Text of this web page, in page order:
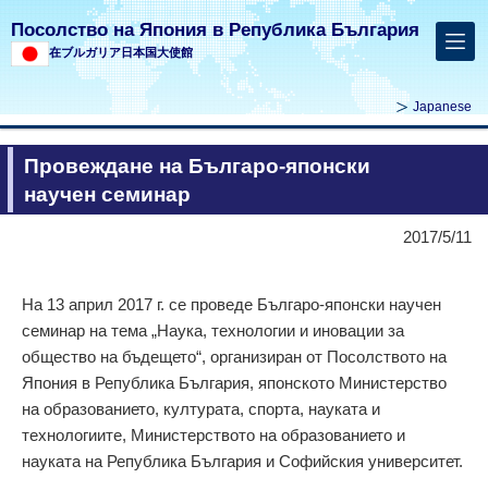
Посолство на Япония в Република България
在ブルガリア日本国大使館
Japanese
Провеждане на Българо-японски
научен семинар
2017/5/11
На 13 април 2017 г. се проведе Българо-японски научен
семинар на тема „Наука, технологии и иновации за
общество на бъдещето“, организиран от Посолството на
Япония в Република България, японското Министерство
на образованието, културата, спорта, науката и
технологиите, Министерството на образованието и
науката на Република България и Софийския университет.